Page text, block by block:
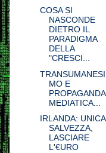
COSA SI
NASCONDE
DIETRO IL
PARADIGMA
DELLA
"CRESCI...
TRANSUMANESI
MO E
PROPAGANDA
MEDIATICA...
IRLANDA: UNICA
SALVEZZA,
LASCIARE
L'€URO